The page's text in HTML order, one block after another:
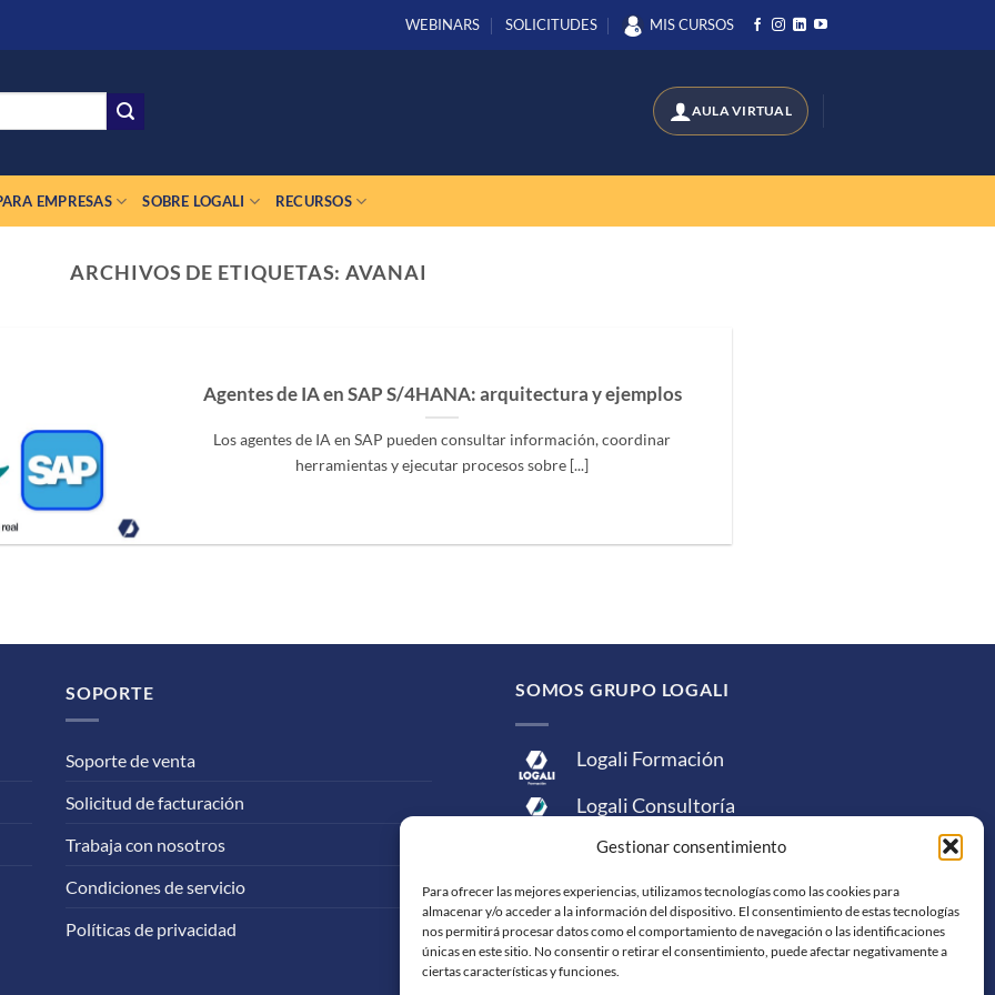
Gestionar consentimiento
Para ofrecer las mejores experiencias, utilizamos tecnologías como las cookies para
almacenar y/o acceder a la información del dispositivo. El consentimiento de estas tecnologías
nos permitirá procesar datos como el comportamiento de navegación o las identificaciones
únicas en este sitio. No consentir o retirar el consentimiento, puede afectar negativamente a
ciertas características y funciones.
WEBINARS SOLICITUDES MIS CURSOS
EMPRESAS SOBRE LOGALI RECURSOS
ARCHIVOS DE ETIQUETAS:AVANAI
Agentes de IA en SAP S/4HANA: arquitectura y ejemplos
Los agentes de IA en SAP pueden consultar información, coordinar
herramientas y ejecutar procesos sobre [...]
SOPORTE
Soporte de venta
Solicitud de facturación
Trabaja con nosotros
Condiciones de servicio
Políticas de privacidad
SOMOS GRUPO LOGALI
Logali Formación
Logali Consultoría
Logali Ingeniería